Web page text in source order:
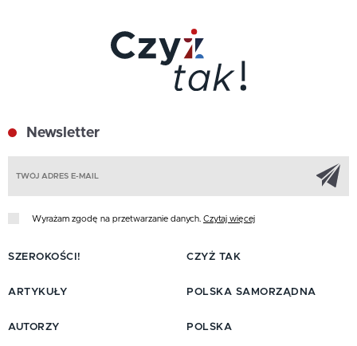
Newsletter
Wyrażam zgodę na przetwarzanie danych. Czytaj więcej
SZEROKOŚCI!
ARTYKUŁY
AUTORZY
CZYŻ TAK
POLSKA SAMORZĄDNA
POLSKA